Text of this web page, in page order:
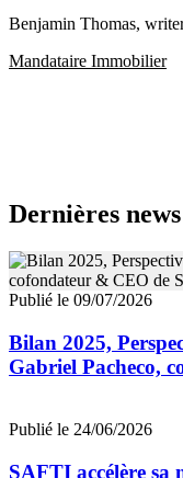
Benjamin Thomas,
Mandataire Immobilier
Dernières
Publié le 09/07/2026
Bilan 2025,
Gabriel Pacheco,
Publié le 24/06/2026
SAFTI accélère sa